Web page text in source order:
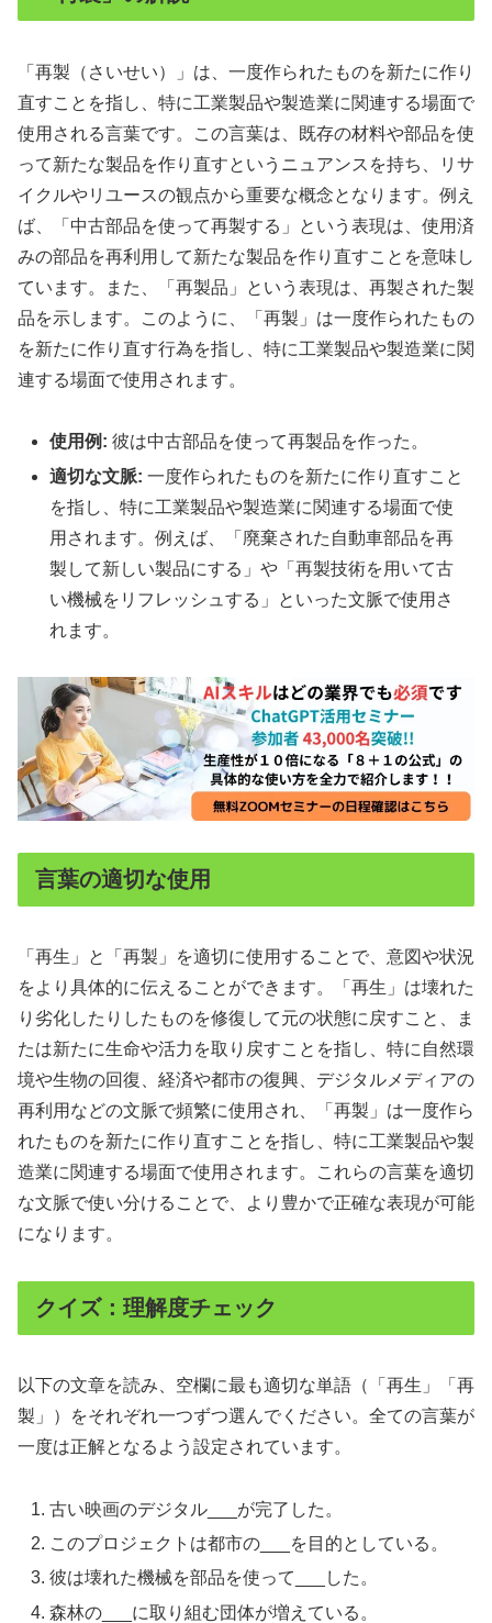
「再製（さいせい）」は、一度作られたものを新たに作り
直すことを指し、特に工業製品や製造業に関連する場面で
使用される言葉です。この言葉は、既存の材料や部品を使
って新たな製品を作り直すというニュアンスを持ち、リサ
イクルやリユースの観点から重要な概念となります。例え
ば、「中古部品を使って再製する」という表現は、使用済
みの部品を再利用して新たな製品を作り直すことを意味し
ています。また、「再製品」という表現は、再製された製
品を示します。このように、「再製」は一度作られたもの
を新たに作り直す行為を指し、特に工業製品や製造業に関
連する場面で使用されます。
使用例: 彼は中古部品を使って再製品を作った。
適切な文脈: 一度作られたものを新たに作り直すこと
を指し、特に工業製品や製造業に関連する場面で使
用されます。例えば、「廃棄された自動車部品を再
製して新しい製品にする」や「再製技術を用いて古
い機械をリフレッシュする」といった文脈で使用さ
れます。
言葉の適切な使用
「再生」と「再製」を適切に使用することで、意図や状況
をより具体的に伝えることができます。「再生」は壊れた
り劣化したりしたものを修復して元の状態に戻すこと、ま
たは新たに生命や活力を取り戻すことを指し、特に自然環
境や生物の回復、経済や都市の復興、デジタルメディアの
再利用などの文脈で頻繁に使用され、「再製」は一度作ら
れたものを新たに作り直すことを指し、特に工業製品や製
造業に関連する場面で使用されます。これらの言葉を適切
な文脈で使い分けることで、より豊かで正確な表現が可能
になります。
クイズ：理解度チェック
以下の文章を読み、空欄に最も適切な単語（「再生」「再
製」）をそれぞれ一つずつ選んでください。全ての言葉が
一度は正解となるよう設定されています。
古い映画のデジタル___が完了した。
このプロジェクトは都市の___を目的としている。
彼は壊れた機械を部品を使って___した。
森林の___に取り組む団体が増えている。